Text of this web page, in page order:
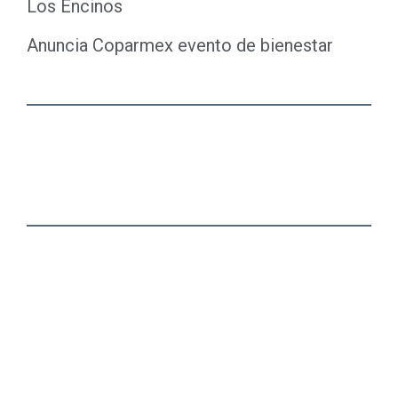
Los Encinos
Anuncia Coparmex evento de bienestar